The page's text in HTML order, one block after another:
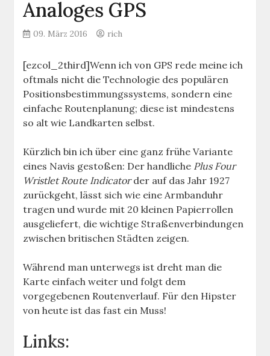
Analoges GPS
09. März 2016 rich
[ezcol_2third]Wenn ich von GPS rede meine ich
oftmals nicht die Technologie des populären
Positionsbestimmungssystems, sondern eine
einfache Routenplanung; diese ist mindestens
so alt wie Landkarten selbst.
Kürzlich bin ich über eine ganz frühe Variante
eines Navis gestoßen: Der handliche Plus Four
Wristlet Route Indicatorder auf das Jahr 1927
zurückgeht, lässt sich wie eine Armbanduhr
tragen und wurde mit 20 kleinen Papierrollen
ausgeliefert, die wichtige Straßenverbindungen
zwischen britischen Städten zeigen.
Während man unterwegs ist dreht man die
Karte einfach weiter und folgt dem
vorgegebenen Routenverlauf. Für den Hipster
von heute ist das fast ein Muss!
Links: